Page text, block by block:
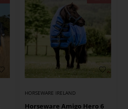
HORSEWARE IRELAND
Horseware Amigo Hero 6